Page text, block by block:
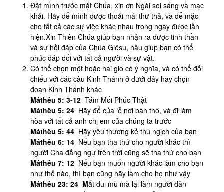
Đặt mình trước mặt Chúa, xin ơn Ngài soi sáng và mạc
khải. Hãy để mình được thoải mái thư thả, và để mặc
cho tất cả các sự việc khác nhau trong ngày được lần
hiện.Xin Thiên Chúa giúp bạn nhận ra được tinh thần
và sự hồi đáp của Chúa Giêsu, hầu giúp bạn có thể
phúc đáp đối với tất cả người và sự vật.
Có thể chọn một hoặc hai giờ có ý nghĩa, và có thể đối
chiếu với các câu Kinh Thánh ở dưới đây hay chọn
đoạn Kinh Thánh khác
Máthêu 5: 3-12Tám Mối Phúc Thật
Máthêu 5: 24 Hãy để của lễ nơi bàn thờ, và đi làm
hòa với tất cả anh chị em của chúng ta trước
Máthêu 5: 44 Hãy yêu thương kẻ thù ngịch của bạn
Máthêu 6: 14Nếu bạn tha thứ cho người khác thì
người Cha đấng ngự trên trời cũng sẽ tha thứ cho bạn
Máthêu 7: 12Nếu bạn muốn người khác làm cho bạn
như thế nào, thì bạn cũng hãy làm cho họ như vậy
Máthêu 23: 24 Mắt đui mù mà lại làm người dẫn